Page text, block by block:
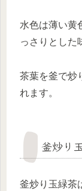
水色は薄い黄
っさりとした
茶葉を釜で炒
れます。
釜炒り
釜炒り玉緑茶